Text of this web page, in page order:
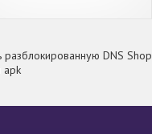
разблокированную DNS Shop
apk